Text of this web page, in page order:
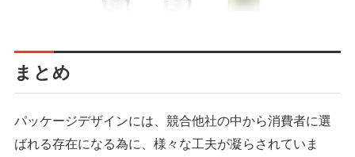
まとめ
パッケージデザインには、競合他社の中から消費者に選
ばれる存在になる為に、様々な工夫が凝らされていま